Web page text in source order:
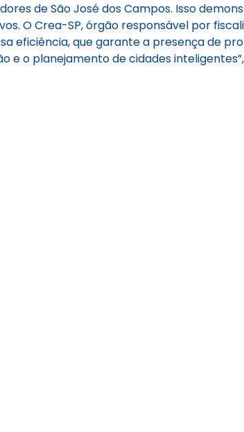
de São José dos Campos. Isso
O Crea-SP, órgão responsável por
eficiência, que garante a presença de
e o planejamento de cidades